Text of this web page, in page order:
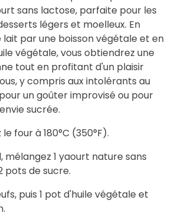
sans lactose, parfaite pour les
légers et moelleux. En
par une boisson végétale et en
végétale, vous obtiendrez une
tout en profitant d'un plaisir
y compris aux intolérants au
un goûter improvisé ou pour
sucrée.
four à 180°C (350°F).
mélangez 1 yaourt nature sans
pots de sucre.
puis 1 pot d'huile végétale et